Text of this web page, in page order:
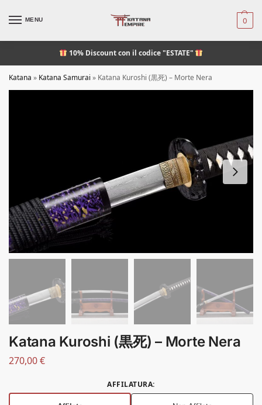
MENU 0
10% Discountcon il codice "ESTATE"
Katana » Katana Samurai » Katana Kuroshi (黒死) – Morte Nera
Katana Kuroshi (黒死) – Morte Nera
270,00€
AFFILATURA: